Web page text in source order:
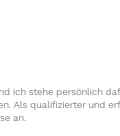
ich stehe persönlich
Als qualifizierter und
an.